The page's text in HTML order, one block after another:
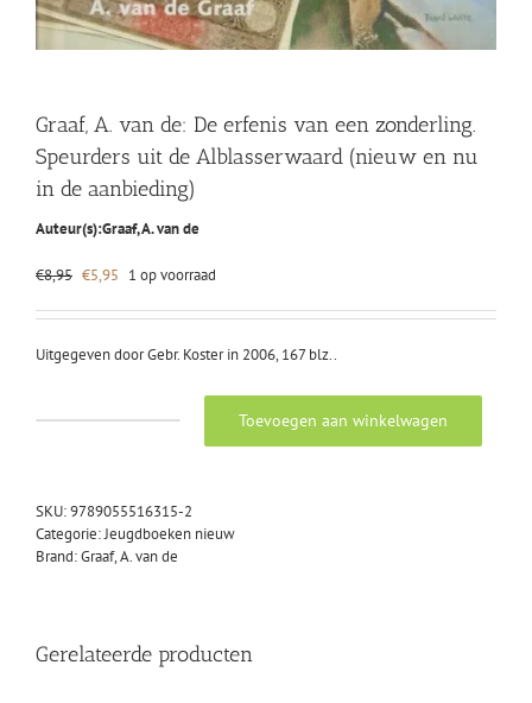
Graaf, A. van de: De erfenis van een zonderling.
Speurders uit de Alblasserwaard (nieuw en nu
in de aanbieding)
Auteur(s):Graaf, A. van de
€8,95 Oorspronkelijke
was:
€5,95 Huidige
is:
1 op voorraad
Uitgegeven door Gebr. Koster in 2006, 167 blz..
De
erfenis
van
uit
Toevoegen aan winkelwagen
SKU:9789055516315-2
Categorie:Jeugdboeken nieuw
Brand:Graaf, A. van de
Gerelateerde producten